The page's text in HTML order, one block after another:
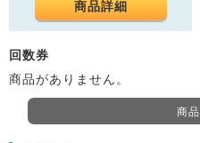
商品詳細
回数券
商品がありません。
商